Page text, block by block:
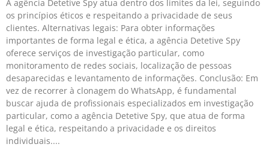
A agência Detetive Spy atua dentro dos limites da lei, seguindo
os princípios éticos e respeitando a privacidade de seus
clientes. Alternativas legais: Para obter informações
importantes de forma legal e ética, a agência Detetive Spy
oferece serviços de investigação particular, como
monitoramento de redes sociais, localização de pessoas
desaparecidas e levantamento de informações. Conclusão: Em
vez de recorrer à clonagem do WhatsApp, é fundamental
buscar ajuda de profissionais especializados em investigação
particular, como a agência Detetive Spy, que atua de forma
legal e ética, respeitando a privacidade e os direitos
individuais.